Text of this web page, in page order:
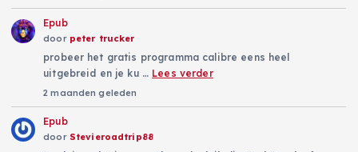
Epub
door peter trucker
probeer het gratis programma calibre eens heel
uitgebreid en je ku … Lees verder
2 maanden geleden
Epub
door Stevieroadtrip88